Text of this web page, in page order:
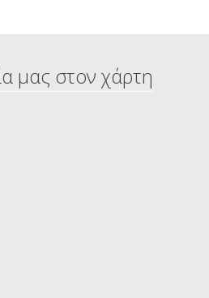
μας στον χάρτη